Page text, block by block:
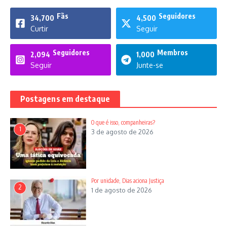
Vacina
Oxford, Rússia e China anunciaram a produção de vacinas,
sublinha. Não é possível saber se chegarão ao Brasil ainda no
ano de 2020, chuta de primeira o ex-prefeito de Catalão. Tudo
indica, pelas mutações do vírus, que a vacina poderá ser anual,
incertezas, relata. Não há alternativa, por enquanto, diz. A
receita é ficar em casa, usar álcool-gel, evitar frequentar
aglomerações, manter, como hábito, o distanciamento de dois
metros e usar máscaras, recomenda o profissional da área de
34,700 Fãs
Curtir
4,500 Seguidores
Seguir
2,094 Seguidores
Seguir
1,000 Membros
Junte-se
Postagens em destaque
1
O que é isso, companheiras?
3 de agosto de 2026
2
Por unidade, Dias aciona Justiça
1 de agosto de 2026